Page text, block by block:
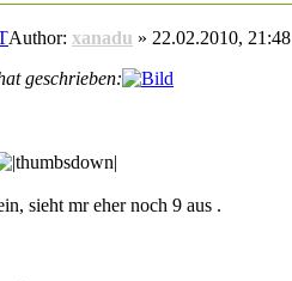
Author: xanadu » 22.02.2010, 21:48
geschrieben:
sieht mr eher noch 9 aus .